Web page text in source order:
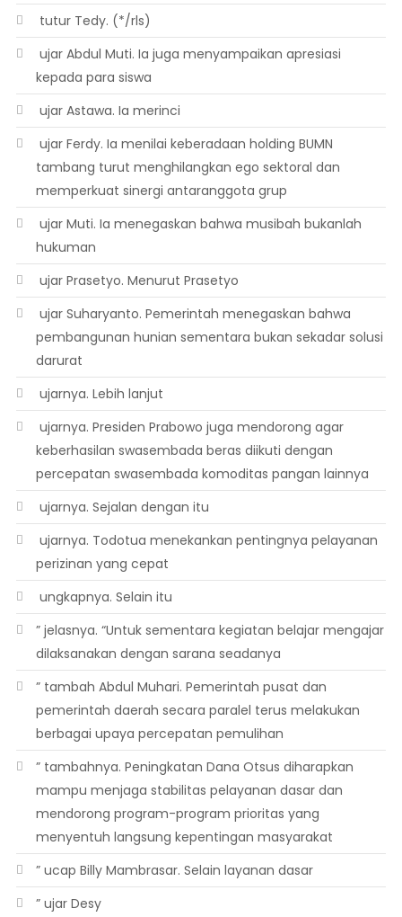
 tutur Tedy. (*/rls)
 ujar Abdul Muti. Ia juga menyampaikan apresiasi
kepada para siswa
 ujar Astawa. Ia merinci
 ujar Ferdy. Ia menilai keberadaan holding BUMN
tambang turut menghilangkan ego sektoral dan
memperkuat sinergi antaranggota grup
 ujar Muti. Ia menegaskan bahwa musibah bukanlah
hukuman
 ujar Prasetyo. Menurut Prasetyo
 ujar Suharyanto. Pemerintah menegaskan bahwa
pembangunan hunian sementara bukan sekadar solusi
darurat
 ujarnya. Lebih lanjut
 ujarnya. Presiden Prabowo juga mendorong agar
keberhasilan swasembada beras diikuti dengan
percepatan swasembada komoditas pangan lainnya
 ujarnya. Sejalan dengan itu
 ujarnya. Todotua menekankan pentingnya pelayanan
perizinan yang cepat
 ungkapnya. Selain itu
” jelasnya. “Untuk sementara kegiatan belajar mengajar
dilaksanakan dengan sarana seadanya
” tambah Abdul Muhari. Pemerintah pusat dan
pemerintah daerah secara paralel terus melakukan
berbagai upaya percepatan pemulihan
” tambahnya. Peningkatan Dana Otsus diharapkan
mampu menjaga stabilitas pelayanan dasar dan
mendorong program-program prioritas yang
menyentuh langsung kepentingan masyarakat
” ucap Billy Mambrasar. Selain layanan dasar
” ujar Desy